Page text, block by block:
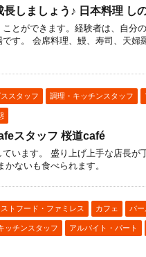
しましょう♪ 日本料理 し
とができます。経験者は、自分
す。 会席料理、鰻、寿司、天婦
スタッフ 調理・キッチンスタッフ
スタッフ 桜道café
います。 盛り上げ上手な店長が
ないも食べられます。
トフード・ファミレス カフェ バー
ッチンスタッフ アルバイト・パート